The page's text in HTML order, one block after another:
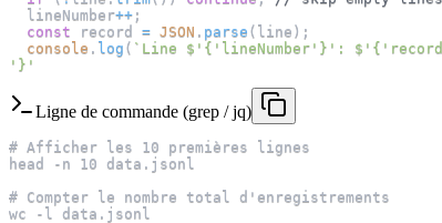
  lineNumber
++ ;
const record = JSON . parse ( line ) ;
console . log ( ` Line $'{'lineNumber'}':
'}'
Ligne de commande (grep / jq)
# Afficher les 10 premières lignes
head -n 10 data.jsonl
# Compter le nombre total d'enregistrements
wc -l data.jsonl